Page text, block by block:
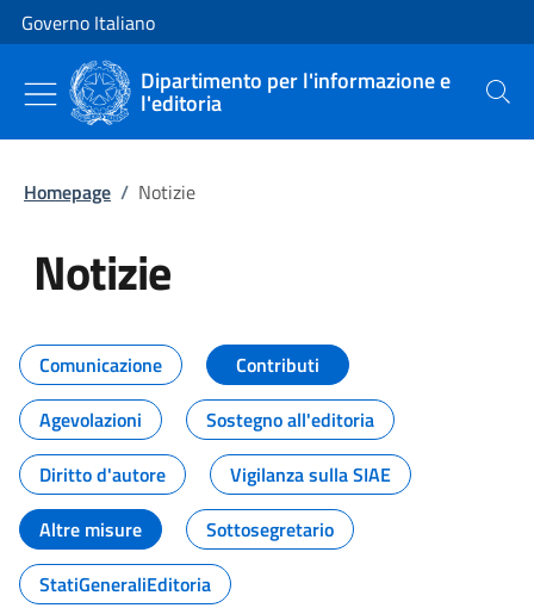
Vai al contenuto
Vai alla navigazione del sito
Governo Italiano
Dipartimento per l'informazione e
l'editoria Cerca
Homepage / Notizie
Notizie
Tutti i contenuti della pagina
Comunicazione
Contributi
Agevolazioni
Sostegno all'editoria
Diritto d'autore
Vigilanza sulla SIAE
Altre misure
Sottosegretario
StatiGeneraliEditoria